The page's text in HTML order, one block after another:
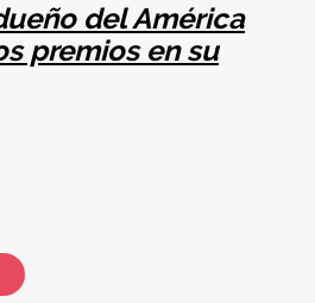
del América
premios en su